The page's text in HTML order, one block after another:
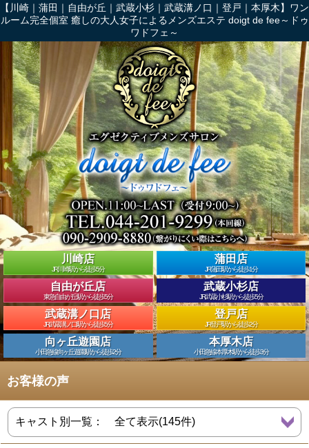
【川崎｜蒲田｜自由が丘｜武蔵小杉｜武蔵溝ノ口｜登戸｜本厚木】ワン
ルーム完全個室 癒しの大人女子によるメンズエステ doigt de fee～ドゥ
ワドフェ～
川崎店
JR川崎駅から徒歩5分
蒲田店
JR蒲田駅から徒歩1分
自由が丘店
東急自由が丘駅から徒歩5分
武蔵小杉店
JR武蔵小杉駅から徒歩5分
武蔵溝ノ口店
JR武蔵溝ノ口駅から徒歩5分
登戸店
JR登戸駅から徒歩2分
向ヶ丘遊園店
小田急線向ヶ丘遊園駅から徒歩2分
本厚木店
小田急線本厚木駅から徒歩3分
お客様の声